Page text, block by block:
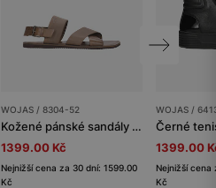
WOJAS / 8304-52
Kožené pánské sandály v hnědé barvě
1399.00 Kč
Nejnižší cena za 30 dní: 1599.00
Kč
WOJAS /
1399.00
Nejnižší cena
Kč